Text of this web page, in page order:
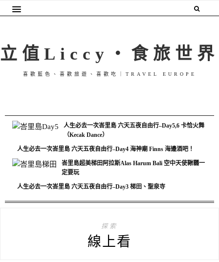
立值Liccy・食旅世界
喜歡藍色、喜歡旅遊、喜歡吃｜TRAVEL EUROPE
人生必去一次峇里島 六天五夜自由行–Day5,6 卡恰火舞
（Kecak Dance）
人生必去一次峇里島 六天五夜自由行–Day4 海神廟 Finns 海邊酒吧！
峇里島超美梯田阿拉斯Alas Harum Bali 空中天使鞦韆一
定要玩
人生必去一次峇里島 六天五夜自由行–Day3 梯田、聖泉寺
探索
線上看